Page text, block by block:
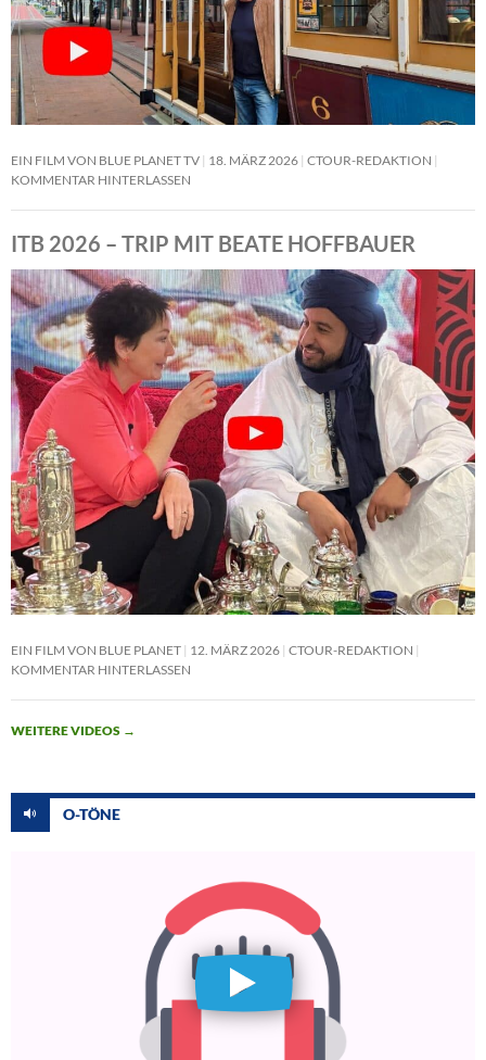
EIN FILM VON BLUE PLANET TV 18. MÄRZ 2026 CTOUR-REDAKTION
KOMMENTAR HINTERLASSEN
ITB 2026 – TRIP MIT BEATE HOFFBAUER
EIN FILM VON BLUE PLANET 12. MÄRZ 2026 CTOUR-REDAKTION
KOMMENTAR HINTERLASSEN
WEITERE VIDEOS →
O-TÖNE